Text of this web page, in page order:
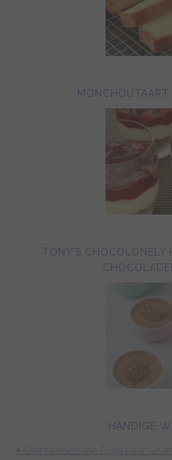
TONY’S
HANDIGE
• Omrekenen van Cups naar